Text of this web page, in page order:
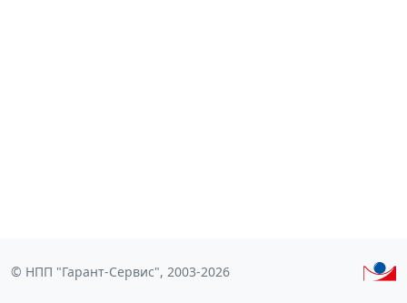
© НПП "Гарант-Сервис", 2003-2026